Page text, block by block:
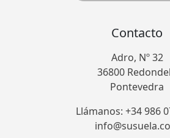
Contacto
Adro, Nº 32
36800
Pontevedra
Llámanos: +34 986